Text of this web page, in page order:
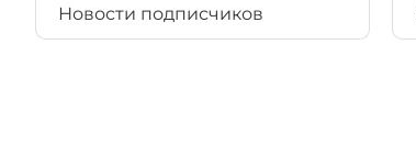
Новости подписчиков